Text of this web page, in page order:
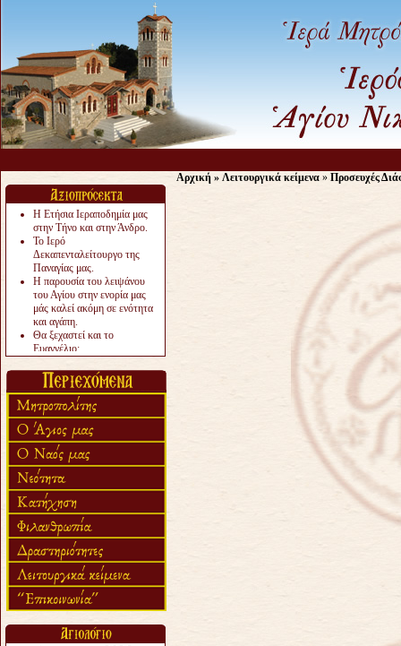
Η Ετήσια Ιεραποδημία μας
στην Τήνο και στην Άνδρο.
Το Ιερό
Δεκαπενταλείτουργο της
Παναγίας μας.
Η παρουσία του λειψάνου
του Αγίου στην ενορία μας
μάς καλεί ακόμη σε ενότητα
και αγάπη.
Θα ξεχαστεί και το
Ευαγγέλιο;
«πολύ αργά».
Ζητείται....
Αρχική » Λειτουργικά κείμενα » Προσευχές